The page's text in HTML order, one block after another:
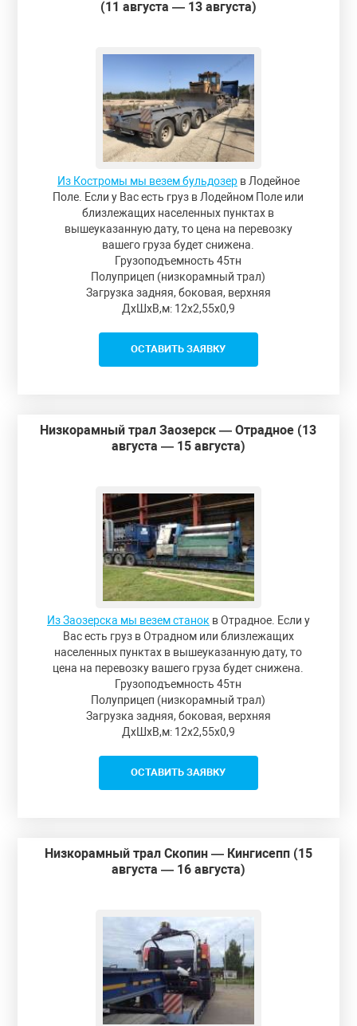
(11 августа — 13 августа)
Из Костромы мы везем бульдозерв Лодейное
Поле. Если у Вас есть груз в Лодейном Поле или
близлежащих населенных пунктах в
вышеуказанную дату, то цена на перевозку
вашего груза будет снижена.
Грузоподъемность 45тн
Полуприцеп (низкорамный трал)
Загрузка задняя, боковая, верхняя
ДxШxВ,м: 12x2,55x0,9
ОСТАВИТЬ ЗАЯВКУ
Низкорамный трал Заозерск — Отрадное (13
августа — 15 августа)
Из Заозерска мы везем станокв Отрадное. Если у
Вас есть груз в Отрадном или близлежащих
населенных пунктах в вышеуказанную дату, то
цена на перевозку вашего груза будет снижена.
Грузоподъемность 45тн
Полуприцеп (низкорамный трал)
Загрузка задняя, боковая, верхняя
ДxШxВ,м: 12x2,55x0,9
ОСТАВИТЬ ЗАЯВКУ
Низкорамный трал Скопин — Кингисепп (15
августа — 16 августа)